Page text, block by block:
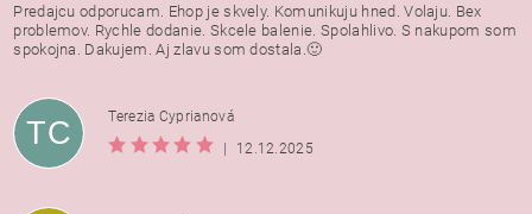
Predajcu odporucam. Ehop je skvely. Komunikuju hned. Volaju. Bex
problemov. Rychle dodanie. Skcele balenie. Spolahlivo. S nakupom som
spokojna. Dakujem. Aj zlavu som dostala.🙂
TC
Terezia Cyprianová
|
12.12.2025